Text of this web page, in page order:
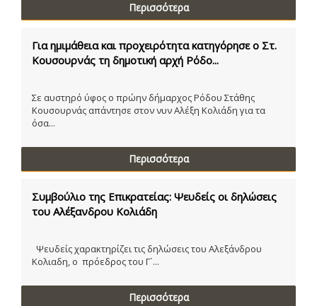
Περισσότερα
Για ημιμάθεια και προχειρότητα κατηγόρησε ο Στ.
Κουσουρνάς τη δημοτική αρχή Ρόδο...
Σε αυστηρό ύφος ο πρώην δήμαρχος Ρόδου Στάθης
Κουσουρνάς απάντησε στον νυν Αλέξη Κολιάδη για τα
όσα...
Περισσότερα
Συμβούλιο της Επικρατείας: Ψευδείς οι δηλώσεις
του Αλέξανδρου Κολιάδη
Ψευδείς χαρακτηρίζει τις δηλώσεις του Αλεξάνδρου
Κολιαδη, ο πρόεδρος του Γ´...
Περισσότερα